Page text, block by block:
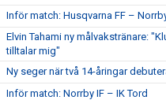
Inför match: Husqvarna FF –
Elvin Tahami ny målvakstränare:
tilltalar mig"
Ny seger när två 14-åringar
Inför match: Norrby IF – IK Tord